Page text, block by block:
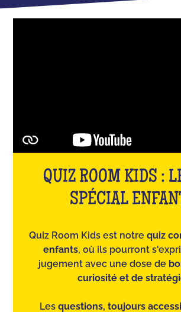
QUIZ ROOM KIDS :
SPÉCIAL
Quiz Room Kids est notre quiz
enfants, où ils pourront
jugement avec une dose de
curiosité et de
Les questions, toujours